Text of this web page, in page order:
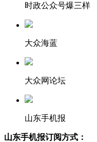
时政公众号爆三样
大众海蓝
大众网论坛
山东手机报
山东手机报订阅方式：